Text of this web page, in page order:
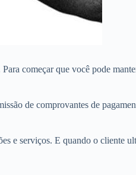
começar que você pode
de comprovantes de
e serviços. E quando o cliente